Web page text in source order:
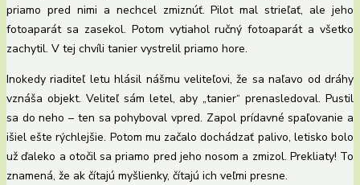
priamo pred nimi a nechcel zmiznúť. Pilot mal strieľať, ale jeho
fotoaparát sa zasekol. Potom vytiahol ručný fotoaparát a všetko
zachytil. V tej chvíli tanier vystrelil priamo hore.
Inokedy riaditeľ letu hlásil nášmu veliteľovi, že sa naľavo od dráhy
vznáša objekt. Veliteľ sám letel, aby „tanier“ prenasledoval. Pustil
sa do neho – ten sa pohyboval vpred. Zapol prídavné spaľovanie a
išiel ešte rýchlejšie. Potom mu začalo dochádzať palivo, letisko bolo
už ďaleko a otočil sa priamo pred jeho nosom a zmizol. Prekliaty! To
znamená, že ak čítajú myšlienky, čítajú ich veľmi presne.